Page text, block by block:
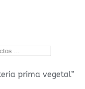
prima vegetal”